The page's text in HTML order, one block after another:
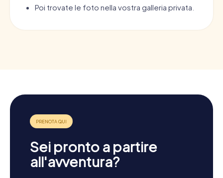
Poi trovate le foto nella vostra galleria privata.
Sei pronto a partire
all'avventura?